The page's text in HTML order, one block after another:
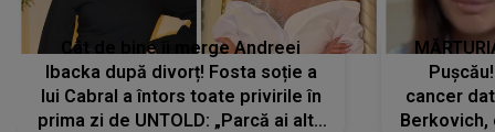
Cât de bine îi merge Andreei
Ibacka după divorț! Fosta soție a
lui Cabral a întors toate privirile în
prima zi de UNTOLD: „Parcă ai altă
cancer
Berkovich,